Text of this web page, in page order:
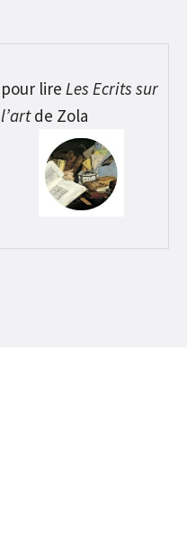
pour lire Les Ecrits sur
l’artde Zola